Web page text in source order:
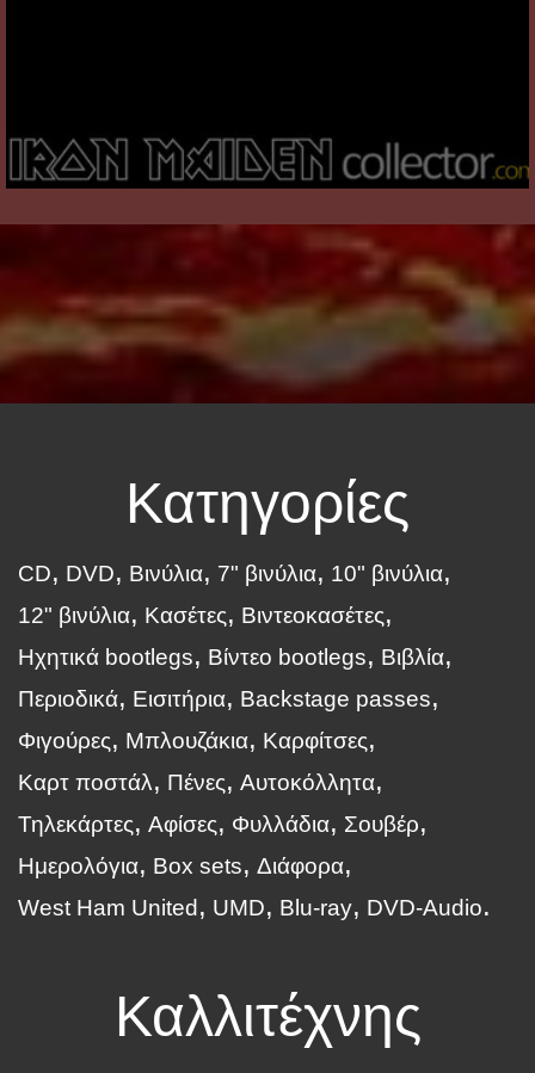
Κατηγορίες
CD DVD Βινύλια 7" βινύλια
10" βινύλια
12" βινύλια
Κασέτες
Βιντεοκασέτες
Ηχητικά bootlegs
Βίντεο bootlegs
Βιβλία
Περιοδικά
Εισιτήρια
Backstage passes
Φιγούρες
Μπλουζάκια
Καρφίτσες
Καρτ ποστάλ
Πένες
Αυτοκόλλητα
Τηλεκάρτες
Αφίσες Φυλλάδια
Σουβέρ
Ημερολόγια
Box sets
Διάφορα
West Ham United
UMD Blu-ray DVD-Audio
Καλλιτέχνης